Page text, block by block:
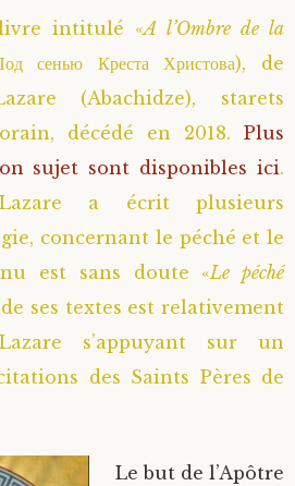
Moscou
(Abachidzé)
le Spiléote
(Vassopoulou)
intitulé «A l’Ombre de la
сенью Креста Христова), de
(Abachidze), starets
décédé en 2018. Plus
sujet sont disponibles ici.
Lazare a écrit plusieurs
concernant le péché et le
est sans doute «Le péché
ses textes est relativement
s’appuyant sur un
des Saints Pères de
Le but de l’Apôtre